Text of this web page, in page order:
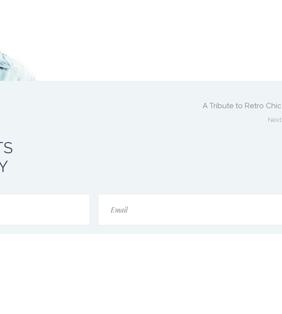
A Tribute to Retro Chic
Next